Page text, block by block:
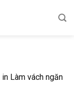
in Làm vách ngăn